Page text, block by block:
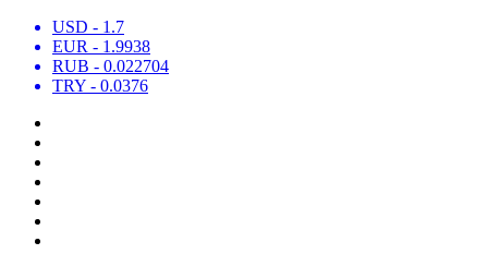
USD - 1.7
EUR - 1.9938
RUB - 0.022704
TRY - 0.0376